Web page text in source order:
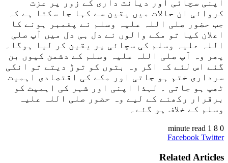
اپنی سچائی اور دیانت داری کے زور پر عزت
کروائی ان حالات میں یقین سے کہا جا سکتا ہے کہ
جب حضور صلی اللہ علیہ وسلم نے پغمبر ہونے کا
اعلان کیا تو مکے والوں نے دل ہی دل میں آپ صلی
اللہ علیہ وسلم کی سچائی پر یقین کر لیا ہوگا۔
پھر وہ آپ صلی اللہ علیہ وسلم کے دشمن کیوں بن
گئے اس لئے کہ اگر وہ بتوں کو توڑ دیتے تو انکی
سرداری ختم ہو جاتی اور مکے کی اقتصادی اہمیت
ٹھپ ہو جاتی ۔ لہذا اپنی اور شہر کی اہمیت کو
برقرار رکھنے کے لیے وہ حضور صلی اللہ علیہ
وسلم کے خلاف ہو گئے۔
0
1 minute read
Facebook Twitter
LinkedIn
Tumblr
Pinterest
Reddit
VKontakte
Share
Email
Print
Related Articles